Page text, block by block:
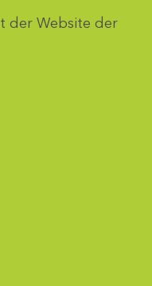
der Website der
auswählen